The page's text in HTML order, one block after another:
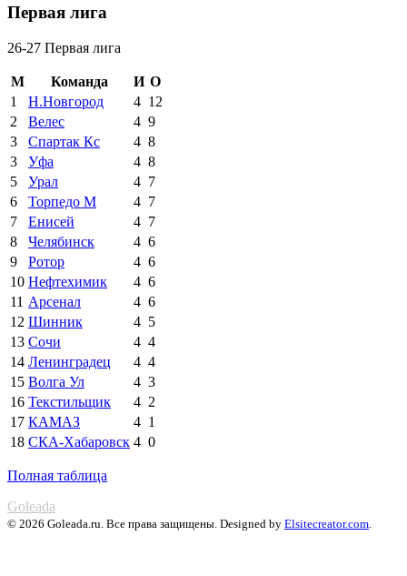
Первая лига
26-27 Первая лига
М Команда И О
1
Н.Новгород 4 12
2
Велес 4 9
3
Спартак Кс 4 8
3
Уфа 4 8
5
Урал 4 7
6
Торпедо М 4 7
7
Енисей 4 7
8
Челябинск 4 6
9
Ротор 4 6
10 Нефтехимик 4 6
11 Арсенал 4 6
12 Шинник 4 5
13 Сочи 4 4
14 Ленинградец 4 4
15 Волга Ул 4 3
16 Текстильщик 4 2
17 КАМАЗ 4 1
18 СКА-Хабаровск 4 0
Полная таблица
Goleada
© 2026 Goleada.ru. Все права защищены. Designed by Elsitecreator.com.